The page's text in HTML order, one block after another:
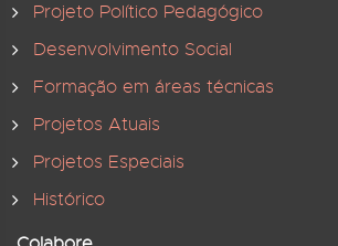
Projeto Político Pedagógico
Desenvolvimento Social
Formação em áreas técnicas
Projetos Atuais
Projetos Especiais
Histórico